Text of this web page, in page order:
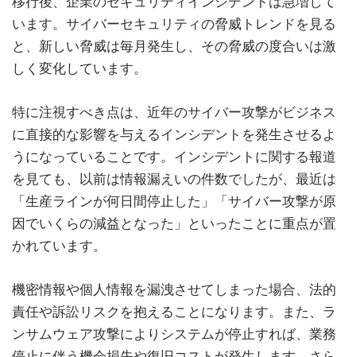
います。サイバーセキュリティの脅威トレンドを見る
と、新しい脅威は毎月発生し、その脅威の度合いは激
しく変化しています。
特に注視すべき点は、近年のサイバー攻撃がビジネス
に直接的な影響を与えるインシデントを発生させるよ
うになっていることです。インシデントに関する報道
を見ても、以前は情報漏えいの件数でしたが、最近は
「生産ラインが何日間停止した」「サイバー攻撃が原
因でいくらの減益となった」といったことに重点が置
かれています。
機密情報や個人情報を漏洩させてしまった場合、法的
責任や訴訟リスクを抱えることになります。また、ラ
ンサムウェア攻撃によりシステムが停止すれば、業務